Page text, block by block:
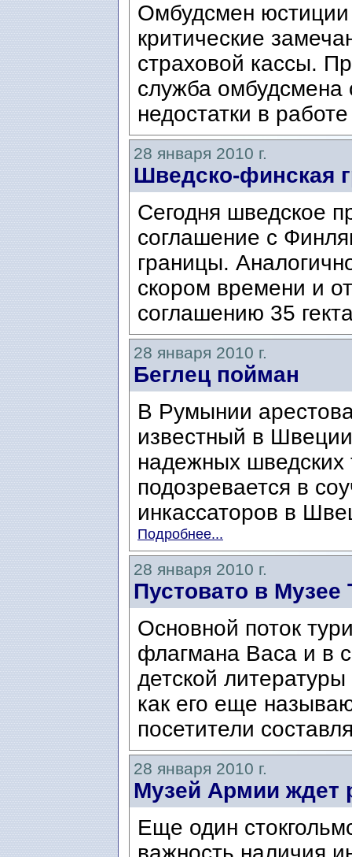
Омбудсмен
критические
страховой кассы.
служба омбудсмена
недостатки в
28 января 2010 г.
Шведско-финская
Сегодня шведское
соглашение с
границы.
скором времени и
соглашению 35
28 января 2010 г.
Беглец пойман
В Румынии
известный в
надежных
подозревается в
инкассаторов в
Подробнее...
28 января 2010 г.
Пустовато в Музее
Основной поток
флагмана Васа и в
детской
как его еще
посетители
28 января 2010 г.
Музей Армии ждет
Еще один